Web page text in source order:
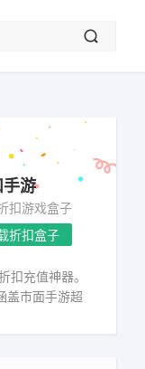
游
扣游戏盒子
折扣盒子
扣充值神器。
盖市面手游超